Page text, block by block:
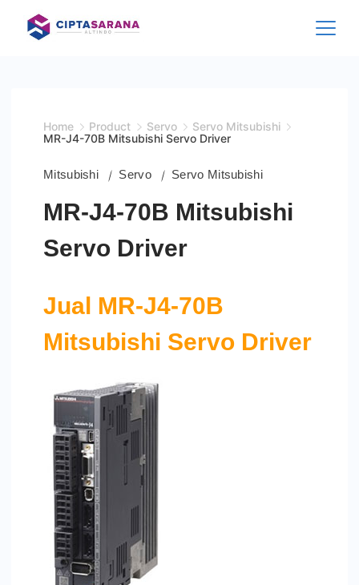
content
Home Product Servo
Servo Mitsubishi
MR-J4-70B Mitsubishi Servo Driver
Mitsubishi Servo Servo Mitsubishi
MR-J4-70B Mitsubishi
Servo Driver
Jual MR-J4-70B
Mitsubishi Servo Driver